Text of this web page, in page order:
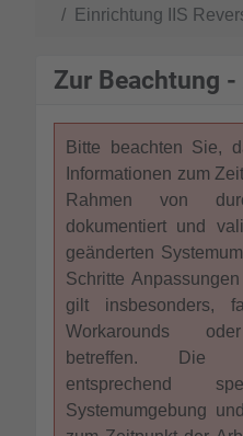
Einrichtung IIS
Zur Beachtung
Bitte beachten Sie,
Informationen zum
Rahmen von
dokumentiert und
geänderten
Schritte
gilt insbesonders,
Workarounds
betreffen. Die
entsprechend
Systemumgebung